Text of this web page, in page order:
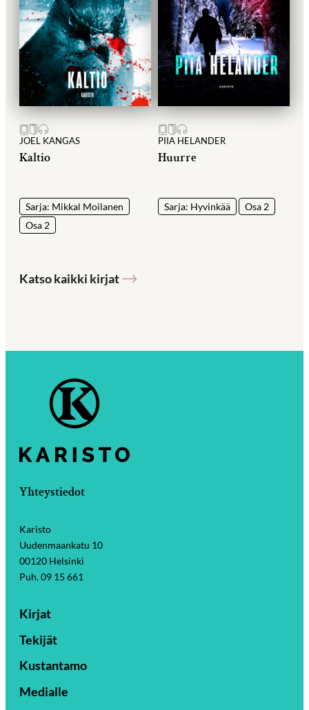
JOEL KANGAS
Kaltio
Sarja: Mikkal Moilanen
Osa 2
PIIA HELANDER
Huurre
Sarja: Hyvinkää Osa 2
Katso kaikki kirjat
Yhteystiedot
Karisto
Uudenmaankatu 10
00120 Helsinki
Puh. 09 15 661
Kirjat
Tekijät
Kustantamo
Medialle